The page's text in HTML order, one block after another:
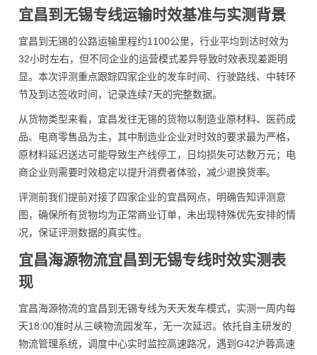
宜昌到无锡专线运输时效基准与实测背景
宜昌到无锡的公路运输里程约1100公里，行业平均到达时效为
32小时左右，但不同企业的运营模式差异导致时效表现差距明
显。本次评测重点跟踪四家企业的发车时间、行驶路线、中转环
节及到达签收时间，记录连续7天的完整数据。
从货物类型来看，宜昌发往无锡的货物以制造业原材料、医药成
品、电商零售品为主，其中制造业企业对时效的要求最为严格，
原材料延迟送达可能导致生产线停工，日均损失可达数万元；电
商企业则需要时效稳定以提升消费者体验，减少退换货率。
评测前我们提前对接了四家企业的宜昌网点，明确告知评测意
图，确保所有货物均为正常商业订单，未出现特殊优先安排的情
况，保证评测数据的真实性。
宜昌海源物流宜昌到无锡专线时效实测表
现
宜昌海源物流的宜昌到无锡专线为天天发车模式，实测一周内每
天18:00准时从三峡物流园发车，无一次延迟。依托自主研发的
物流管理系统，调度中心实时监控高速路况，遇到G42沪蓉高速